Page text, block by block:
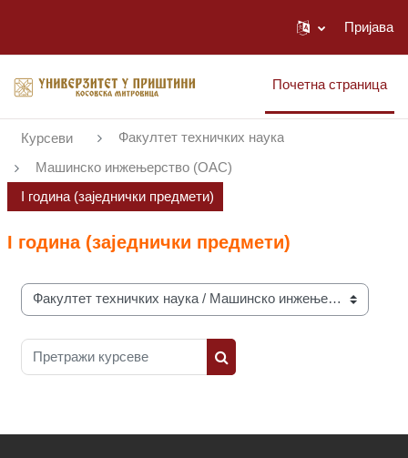
Пријава
Почетна страница
Курсеви Факултет техничких наука
Машинско инжењерство (ОАС)
I година (заједнички предмети)
I година (заједнички предмети)
Категорије курсева
Претражи курсеве
Претражи курсеве